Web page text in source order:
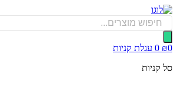
0 עגלת קניות